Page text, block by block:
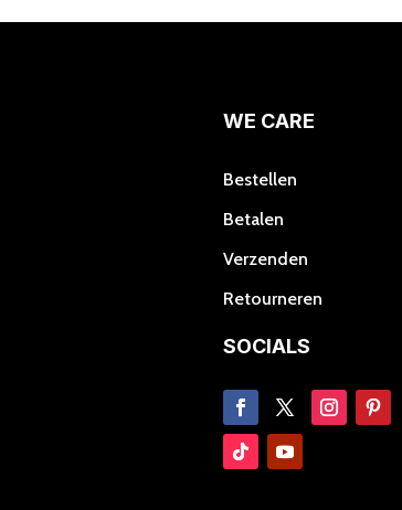
WE CARE
Bestellen
Betalen
Verzenden
Retourneren
SOCIALS